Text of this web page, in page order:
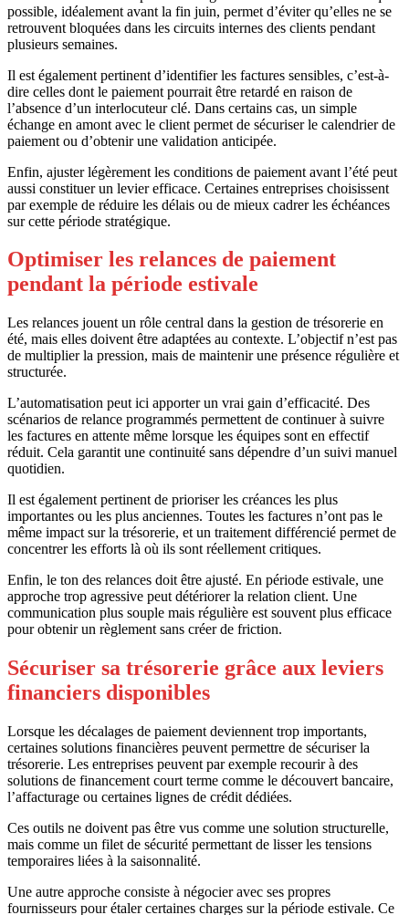
possible, idéalement avant la fin juin, permet d’éviter qu’elles ne se
retrouvent bloquées dans les circuits internes des clients pendant
plusieurs semaines.
Il est également pertinent d’identifier les factures sensibles, c’est-à-
dire celles dont le paiement pourrait être retardé en raison de
l’absence d’un interlocuteur clé. Dans certains cas, un simple
échange en amont avec le client permet de sécuriser le calendrier de
paiement ou d’obtenir une validation anticipée.
Enfin, ajuster légèrement les conditions de paiement avant l’été peut
aussi constituer un levier efficace. Certaines entreprises choisissent
par exemple de réduire les délais ou de mieux cadrer les échéances
sur cette période stratégique.
Optimiser les relances de paiement
pendant la période estivale
Les relances jouent un rôle central dans la gestion de trésorerie en
été, mais elles doivent être adaptées au contexte. L’objectif n’est pas
de multiplier la pression, mais de maintenir une présence régulière et
structurée.
L’automatisation peut ici apporter un vrai gain d’efficacité. Des
scénarios de relance programmés permettent de continuer à suivre
les factures en attente même lorsque les équipes sont en effectif
réduit. Cela garantit une continuité sans dépendre d’un suivi manuel
quotidien.
Il est également pertinent de prioriser les créances les plus
importantes ou les plus anciennes. Toutes les factures n’ont pas le
même impact sur la trésorerie, et un traitement différencié permet de
concentrer les efforts là où ils sont réellement critiques.
Enfin, le ton des relances doit être ajusté. En période estivale, une
approche trop agressive peut détériorer la relation client. Une
communication plus souple mais régulière est souvent plus efficace
pour obtenir un règlement sans créer de friction.
Sécuriser sa trésorerie grâce aux leviers
financiers disponibles
Lorsque les décalages de paiement deviennent trop importants,
certaines solutions financières peuvent permettre de sécuriser la
trésorerie. Les entreprises peuvent par exemple recourir à des
solutions de financement court terme comme le découvert bancaire,
l’affacturage ou certaines lignes de crédit dédiées.
Ces outils ne doivent pas être vus comme une solution structurelle,
mais comme un filet de sécurité permettant de lisser les tensions
temporaires liées à la saisonnalité.
Une autre approche consiste à négocier avec ses propres
fournisseurs pour étaler certaines charges sur la période estivale. Ce